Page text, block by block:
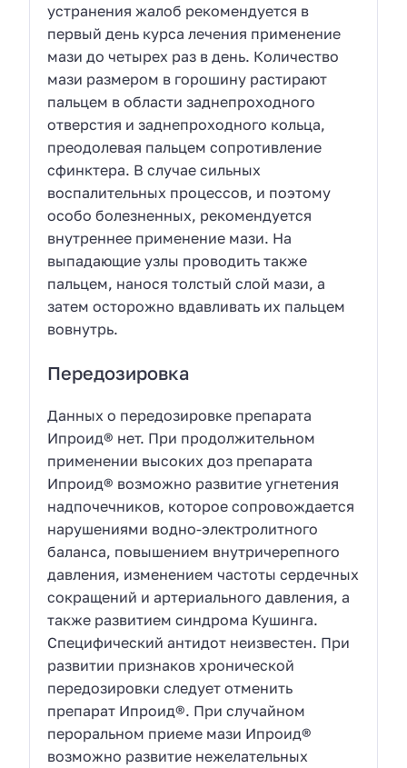
устранения жалоб рекомендуется в
первый день курса лечения применение
мази до четырех раз в день. Количество
мази размером в горошину растирают
пальцем в области заднепроходного
отверстия и заднепроходного кольца,
преодолевая пальцем сопротивление
сфинктера. В случае сильных
воспалительных процессов, и поэтому
особо болезненных, рекомендуется
внутреннее применение мази. На
выпадающие узлы проводить также
пальцем, нанося толстый слой мази, а
затем осторожно вдавливать их пальцем
вовнутрь.
Передозировка
Данных о передозировке препарата
Ипроид® нет. При продолжительном
применении высоких доз препарата
Ипроид® возможно развитие угнетения
надпочечников, которое сопровождается
нарушениями водно-электролитного
баланса, повышением внутричерепного
давления, изменением частоты сердечных
сокращений и артериального давления, а
также развитием синдрома Кушинга.
Специфический антидот неизвестен. При
развитии признаков хронической
передозировки следует отменить
препарат Ипроид®. При случайном
пероральном приеме мази Ипроид®
возможно развитие нежелательных